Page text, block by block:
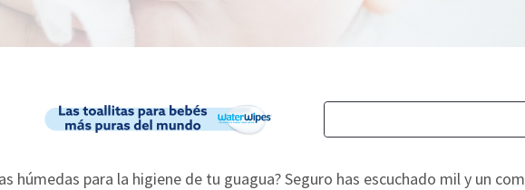
húmedas para la higiene de tu guagua? Seguro has escuchado mil y un